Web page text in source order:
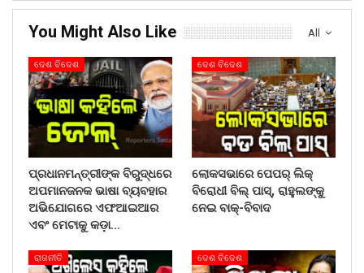
All
You Might Also Like
ଦେଶ ବିଦେଶ
ପ୍ରଧାନମନ୍ତ୍ରୀଙ୍କ ବିରୁଦ୍ଧରେ
ଅପମାନଜନକ ଭାଷା ବ୍ୟବହାର
ଅଭିଯୋଗରେ ଏଫଆଇଆର
ଏବଂ ମେଟାକୁ କଡ଼ା…
ଦେଶ ବିଦେଶ
ଲୋକସଭାରେ ପେପର୍ ଲିକ୍‌
ବିରୋଧୀ ବିଲ୍ ପାସ୍, ରାହୁଲଙ୍କୁ
ନେଇ ବାକ୍-ବିବାଦ
ରାଜନୀତି ଦେଶ ବିଦେଶ